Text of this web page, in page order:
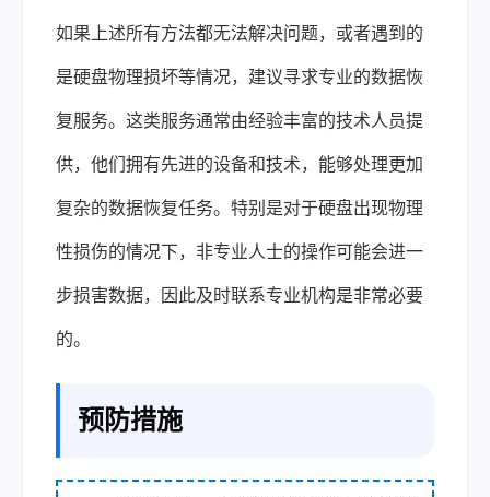
如果上述所有方法都无法解决问题，或者遇到的
是硬盘物理损坏等情况，建议寻求专业的数据恢
复服务。这类服务通常由经验丰富的技术人员提
供，他们拥有先进的设备和技术，能够处理更加
复杂的数据恢复任务。特别是对于硬盘出现物理
性损伤的情况下，非专业人士的操作可能会进一
步损害数据，因此及时联系专业机构是非常必要
的。
预防措施